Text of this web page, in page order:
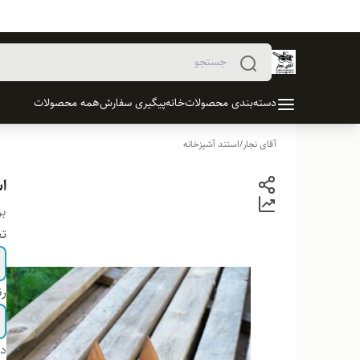
دسته‌بندی محصولاتخانهپیگیری سفارشهمه محصولات
آقای نجار/استند آشپزخانه